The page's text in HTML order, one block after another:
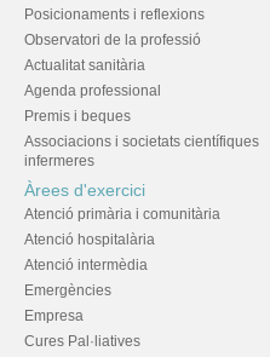
Posicionaments i reflexions
Observatori de la professió
Actualitat sanitària
Agenda professional
Premis i beques
Associacions i societats científiques
infermeres
Àrees d'exercici
Atenció primària i comunitària
Atenció hospitalària
Atenció intermèdia
Emergències
Empresa
Cures Pal·liatives